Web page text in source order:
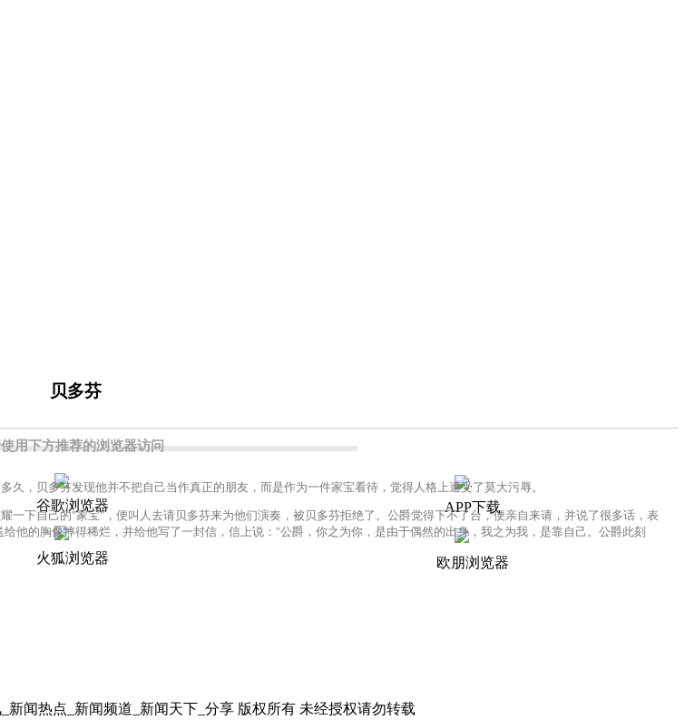
用下方推荐的浏览器访问
谷歌浏览器 APP下载
火狐浏览器 欧朋浏览器
贝多芬
贝多芬发现他并不把自己当作真正的朋友，而是作为一件家宝看待，觉得人格上遭受了莫大污辱。
下自己的"家宝"，便叫人去请贝多芬来为他们演奏，被贝多芬拒绝了。公爵觉得下不了台，便亲自来请，并说了很多话，表
他的胸像摔得稀烂，并给他写了一封信，信上说："公爵，你之为你，是由于偶然的出身，我之为我，是靠自己。公爵此刻
闻热点_新闻频道_新闻天下_分享 版权所有 未经授权请勿转载